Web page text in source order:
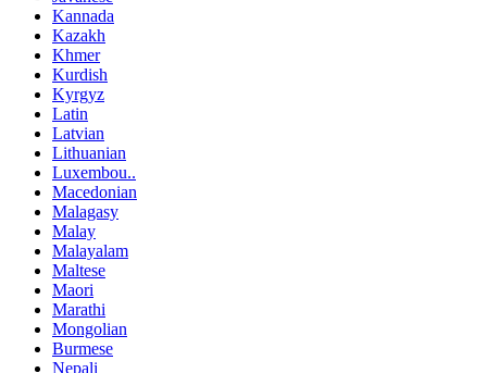
Kannada
Kazakh
Khmer
Kurdish
Kyrgyz
Latin
Latvian
Lithuanian
Luxembou..
Macedonian
Malagasy
Malay
Malayalam
Maltese
Maori
Marathi
Mongolian
Burmese
Nepali